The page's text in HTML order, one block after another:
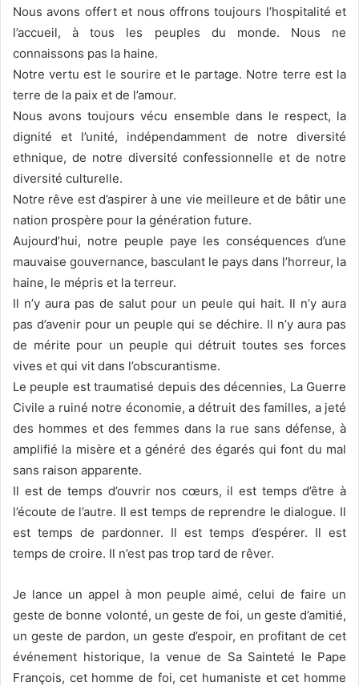
Nous avons offert et nous offrons toujours l’hospitalité et
l’accueil, à tous les peuples du monde. Nous ne
connaissons pas la haine.
Notre vertu est le sourire et le partage. Notre terre est la
terre de la paix et de l’amour.
Nous avons toujours vécu ensemble dans le respect, la
dignité et l’unité, indépendamment de notre diversité
ethnique, de notre diversité confessionnelle et de notre
diversité culturelle.
Notre rêve est d’aspirer à une vie meilleure et de bâtir une
nation prospère pour la génération future.
Aujourd’hui, notre peuple paye les conséquences d’une
mauvaise gouvernance, basculant le pays dans l’horreur, la
haine, le mépris et la terreur.
Il n’y aura pas de salut pour un peule qui hait. Il n’y aura
pas d’avenir pour un peuple qui se déchire. Il n’y aura pas
de mérite pour un peuple qui détruit toutes ses forces
vives et qui vit dans l’obscurantisme.
Le peuple est traumatisé depuis des décennies, La Guerre
Civile a ruiné notre économie, a détruit des familles, a jeté
des hommes et des femmes dans la rue sans défense, à
amplifié la misère et a généré des égarés qui font du mal
sans raison apparente.
Il est de temps d’ouvrir nos cœurs, il est temps d’être à
l’écoute de l’autre. Il est temps de reprendre le dialogue. Il
est temps de pardonner. Il est temps d’espérer. Il est
temps de croire. Il n’est pas trop tard de rêver.
Je lance un appel à mon peuple aimé, celui de faire un
geste de bonne volonté, un geste de foi, un geste d’amitié,
un geste de pardon, un geste d’espoir, en profitant de cet
événement historique, la venue de Sa Sainteté le Pape
François, cet homme de foi, cet humaniste et cet homme